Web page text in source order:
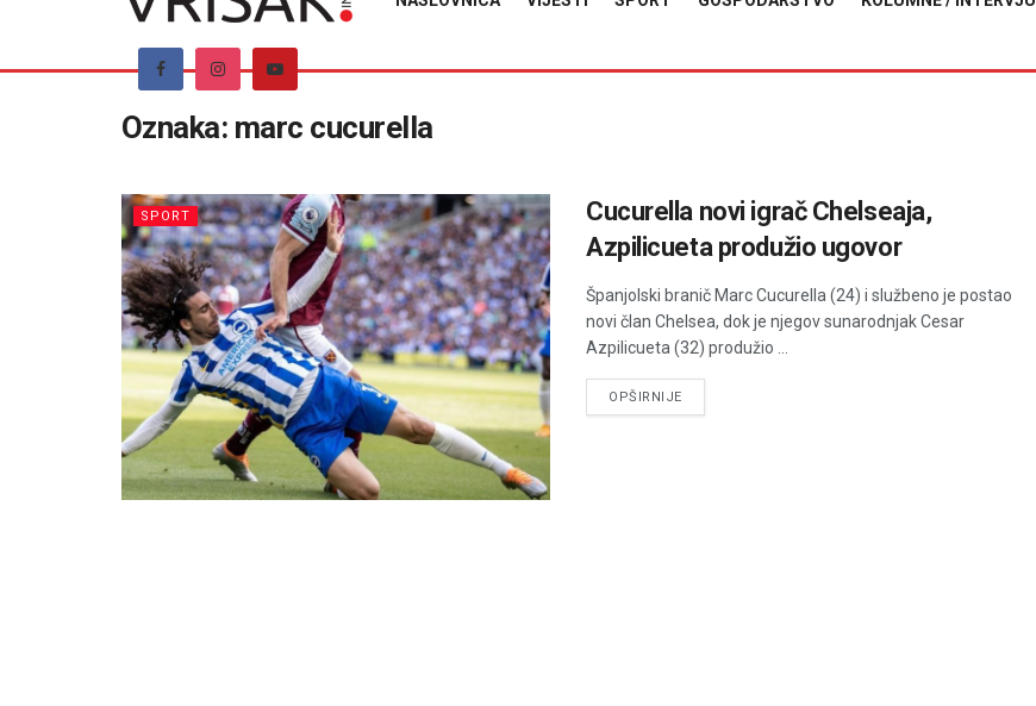
Oznaka: marc cucurella
SPORT
Cucurella novi igrač Chelseaja,
Azpilicueta produžio ugovor
Španjolski branič Marc Cucurella (24) i službeno je postao
novi član Chelsea, dok je njegov sunarodnjak Cesar
Azpilicueta (32) produžio ...
OPŠIRNIJEDETAILS